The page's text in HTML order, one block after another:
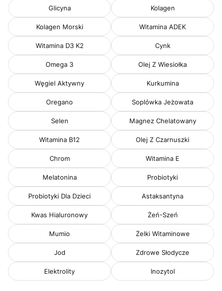
Glicyna Kolagen
Kolagen Morski Witamina ADEK
Witamina D3 K2 Cynk
Omega 3 Olej Z Wiesiołka
Węgiel Aktywny Kurkumina
Oregano Soplówka Jeżowata
Selen Magnez Chelatowany
Witamina B12 Olej Z Czarnuszki
Chrom Witamina E
Melatonina Probiotyki
Probiotyki Dla Dzieci Astaksantyna
Kwas Hialuronowy Żeń-Szeń
Mumio Żelki Witaminowe
Jod Zdrowe Słodycze
Elektrolity Inozytol